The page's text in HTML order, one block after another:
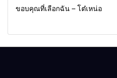
ขอบคุณที่เลือกฉัน – โต๋เหน่อ